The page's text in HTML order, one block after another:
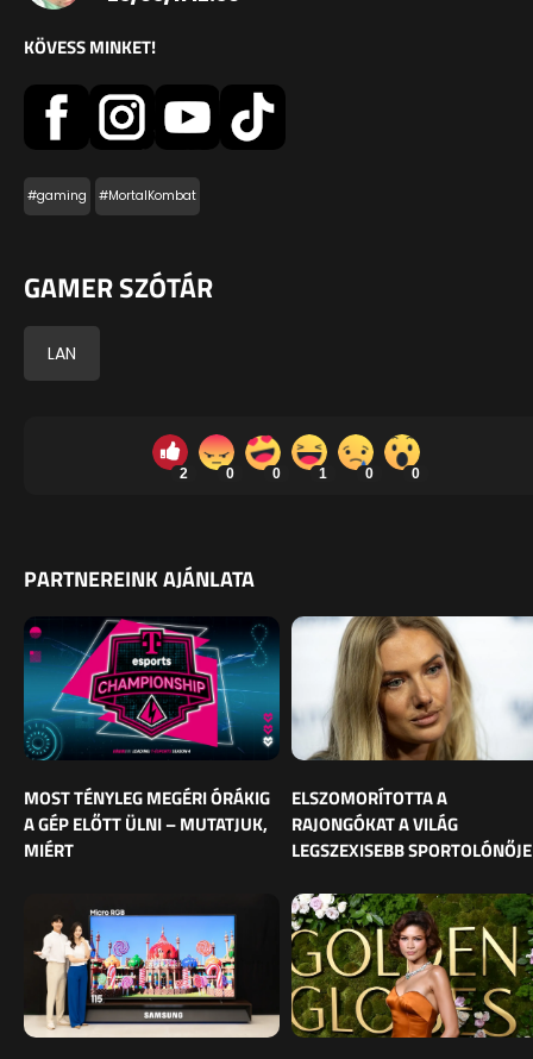
KÖVESS MINKET!
#gaming #MortalKombat
GAMER SZÓTÁR
LAN
2 0 0 1 0 0
PARTNEREINK AJÁNLATA
MOST TÉNYLEG MEGÉRI ÓRÁKIG
A GÉP ELŐTT ÜLNI – MUTATJUK,
MIÉRT
ELSZOMORÍTOTTA A
RAJONGÓKAT A VILÁG
LEGSZEXISEBB SPORTOLÓNŐJE